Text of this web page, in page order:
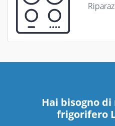
Hai bisogno
frigorifero